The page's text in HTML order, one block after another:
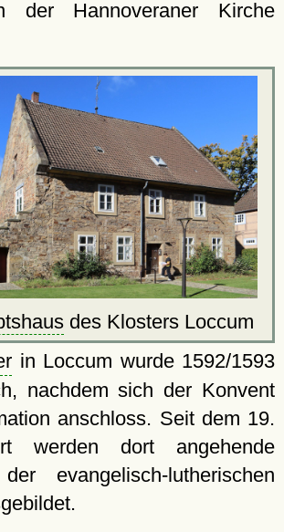
der Hannoveraner Kirche
des Klosters Loccum
in Loccum wurde 1592/1593
nachdem sich der Konvent
anschloss. Seit dem 19.
werden dort angehende
evangelisch-lutherischen